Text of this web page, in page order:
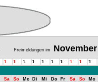
Freimeldungen im November
1 1 1 1 1 1 1 1 1 1
Sa So Mo Di Mi Do Fr Sa So Mo